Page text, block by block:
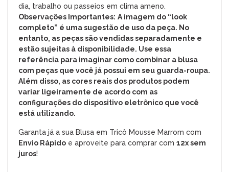
dia, trabalho ou passeios em clima ameno.
Observações Importantes: A imagem do “look
completo” é uma sugestão de uso da peça. No
entanto, as peças são vendidas separadamente e
estão sujeitas à disponibilidade. Use essa
referência para imaginar como combinar a blusa
com peças que você já possui em seu guarda-roupa.
Além disso, as cores reais dos produtos podem
variar ligeiramente de acordo com as
configurações do dispositivo eletrônico que você
está utilizando.
Garanta já a sua Blusa em Tricô Mousse Marrom com
Envio Rápido e aproveite para comprar com 12x sem
juros!